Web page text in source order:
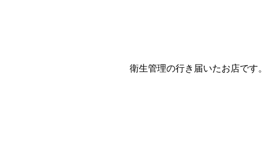
衛生管理の行き届いたお店です。